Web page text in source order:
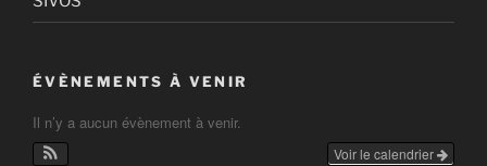
ÉVÈNEMENTS À VENIR
Il n’y a aucun évènement à venir.
Voir le calendrier